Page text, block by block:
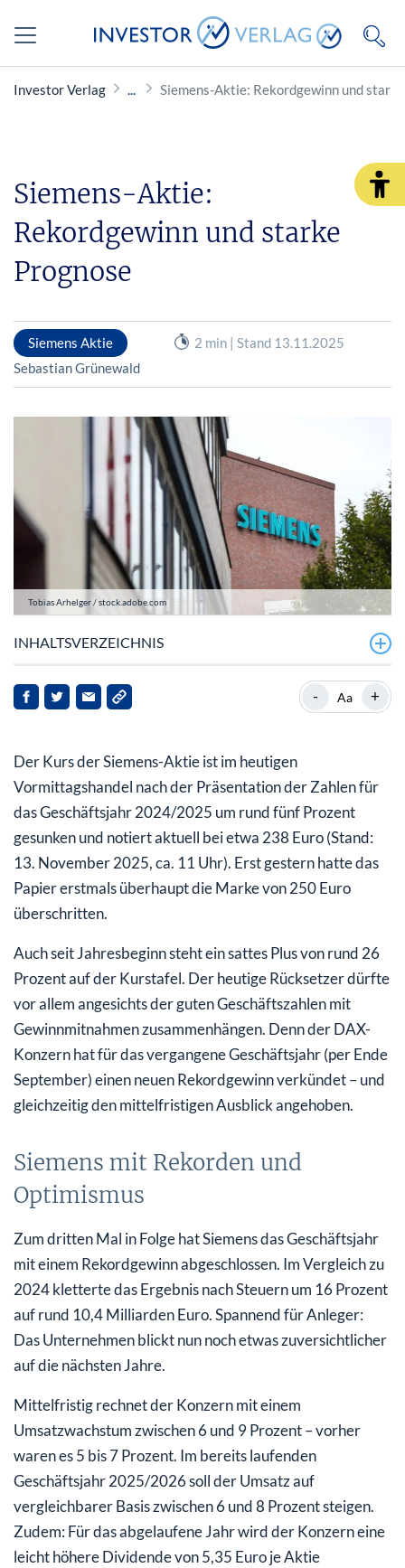
Investor Verlag Siemens-Aktie: Rekordgewinn und
Siemens-Aktie:
Rekordgewinn und starke
Prognose
Siemens Aktie
2 min | Stand 13.11.2025
Sebastian Grünewald
Tobias Arhelger / stock.adobe.com
INHALTSVERZEICHNIS
Siemens mit Rekorden und Optimismus
- Aa +
Der Kurs der Siemens-Aktie ist im heutigen
Vormittagshandel nach der Präsentation der Zahlen für
das Geschäftsjahr 2024/2025 um rund fünf Prozent
gesunken und notiert aktuell bei etwa 238 Euro (Stand:
13. November 2025, ca. 11 Uhr). Erst gestern hatte das
Papier erstmals überhaupt die Marke von 250 Euro
überschritten.
Auch seit Jahresbeginn steht ein sattes Plus von rund 26
Prozent auf der Kurstafel. Der heutige Rücksetzer dürfte
vor allem angesichts der guten Geschäftszahlen mit
Gewinnmitnahmen zusammenhängen. Denn der DAX-
Konzern hat für das vergangene Geschäftsjahr (per Ende
September) einen neuen Rekordgewinn verkündet – und
gleichzeitig den mittelfristigen Ausblick angehoben.
Siemens mit Rekorden und
Optimismus
Zum dritten Mal in Folge hat Siemens das Geschäftsjahr
mit einem Rekordgewinn abgeschlossen. Im Vergleich zu
2024 kletterte das Ergebnis nach Steuern um 16 Prozent
auf rund 10,4 Milliarden Euro. Spannend für Anleger:
Das Unternehmen blickt nun noch etwas zuversichtlicher
auf die nächsten Jahre.
Mittelfristig rechnet der Konzern mit einem
Umsatzwachstum zwischen 6 und 9 Prozent – vorher
waren es 5 bis 7 Prozent. Im bereits laufenden
Geschäftsjahr 2025/2026 soll der Umsatz auf
vergleichbarer Basis zwischen 6 und 8 Prozent steigen.
Zudem: Für das abgelaufene Jahr wird der Konzern eine
leicht höhere Dividende von 5,35 Euro je Aktie